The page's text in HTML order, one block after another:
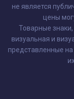
не является
цены
Товарные знаки,
визуальная и
представленные